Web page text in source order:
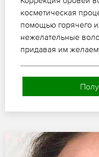
косметическая
помощью горячего
нежелательные
придавая им